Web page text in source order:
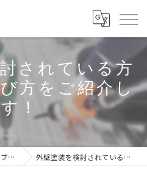
されている方
方をご紹介し
！
ブログ一覧 外壁塗装を検討されている方へ！塗料の選び方をご紹介します！